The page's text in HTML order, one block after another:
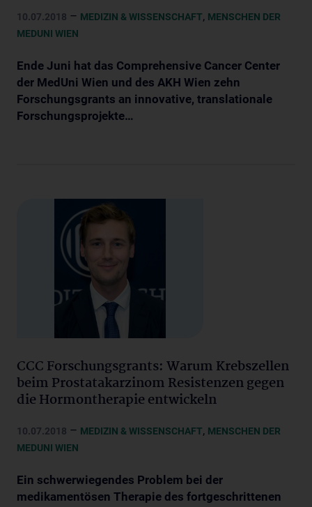
10.07.2018 – MEDIZIN & WISSENSCHAFT, MENSCHEN DER
MEDUNI WIEN
Ende Juni hat das Comprehensive Cancer Center
der MedUni Wien und des AKH Wien zehn
Forschungsgrants an innovative, translationale
Forschungsprojekte…
CCC Forschungsgrants: Warum Krebszellen
beim Prostatakarzinom Resistenzen gegen
die Hormontherapie entwickeln
10.07.2018 – MEDIZIN & WISSENSCHAFT, MENSCHEN DER
MEDUNI WIEN
Ein schwerwiegendes Problem bei der
medikamentösen Therapie des fortgeschrittenen